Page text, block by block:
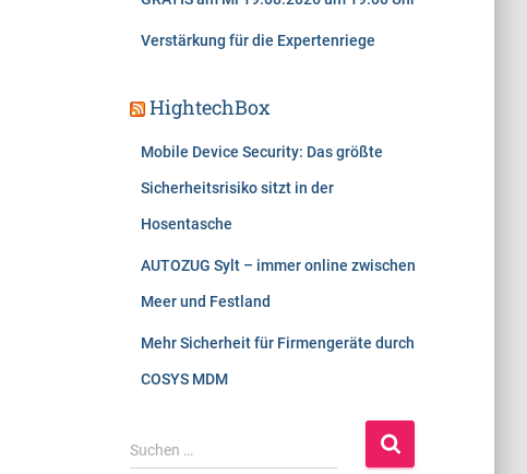
Verstärkung für die Expertenriege
HightechBox
Mobile Device Security: Das größte
Sicherheitsrisiko sitzt in der
Hosentasche
AUTOZUG Sylt – immer online zwischen
Meer und Festland
Mehr Sicherheit für Firmengeräte durch
COSYS MDM
S
u
Suchen …